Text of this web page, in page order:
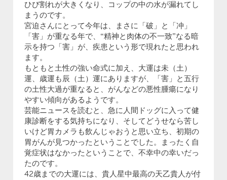
ひび割れが大きくなり、コップの中の水が漏れてし
まうのです。
宮迫さんにとって今年は、まさに「破」と「冲」
「害」が重なる年で、“精神と肉体の不一致”なる暗
示を持つ「害」が、疾患という形で現れたと思われ
ます。
もともと土性の強い命式に加え、大運は未（土）
運、歳運も辰（土）運にありますが、「害」と五行
の土性大過が重なると、がんなどの悪性腫瘍になり
やすい傾向があるようです。
芸能ニュースを読むと、急に人間ドッグに入って健
康診断をする気持ちになり、そしてどうせなら苦し
いけど胃カメラも飲んじゃおうと思い立ち、初期の
胃がんが見つかったということでした。まったく自
覚症状はなかったということで、不幸中の幸いだっ
たのです。
42歳までの大運には、貴人星中最高の天乙貴人が付